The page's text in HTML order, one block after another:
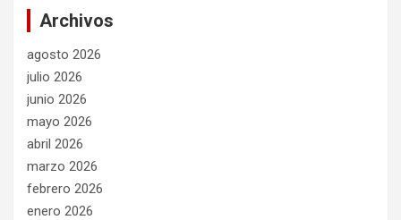
Archivos
agosto 2026
julio 2026
junio 2026
mayo 2026
abril 2026
marzo 2026
febrero 2026
enero 2026